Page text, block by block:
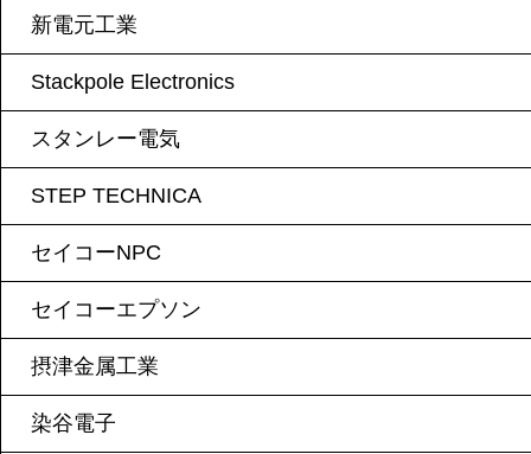
新電元工業
Stackpole Electronics
スタンレー電気
STEP TECHNICA
セイコーNPC
セイコーエプソン
摂津金属工業
染谷電子